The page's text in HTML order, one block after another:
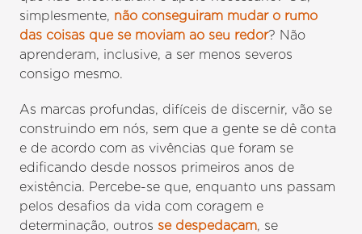
simplesmente, não conseguiram mudar o rumo
das coisas que se moviam ao seu redor? Não
aprenderam, inclusive, a ser menos severos
consigo mesmo.
As marcas profundas, difíceis de discernir, vão se
construindo em nós, sem que a gente se dê conta
e de acordo com as vivências que foram se
edificando desde nossos primeiros anos de
existência. Percebe-se que, enquanto uns passam
pelos desafios da vida com coragem e
determinação, outrosse despedaçam, se